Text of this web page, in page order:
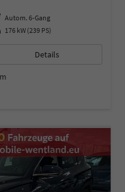
Autom. 6-Gang
176 kW (239 PS)
Details